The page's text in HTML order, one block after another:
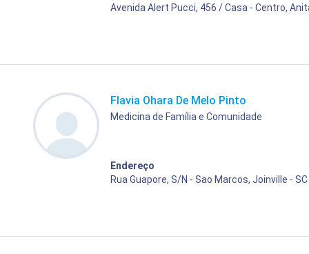
Avenida Alert Pucci, 456 / Casa - Centro,
Flavia Ohara De Melo Pinto
Medicina de Família e Comunidade
Endereço
Rua Guapore, S/N - Sao Marcos, Joinville - SC